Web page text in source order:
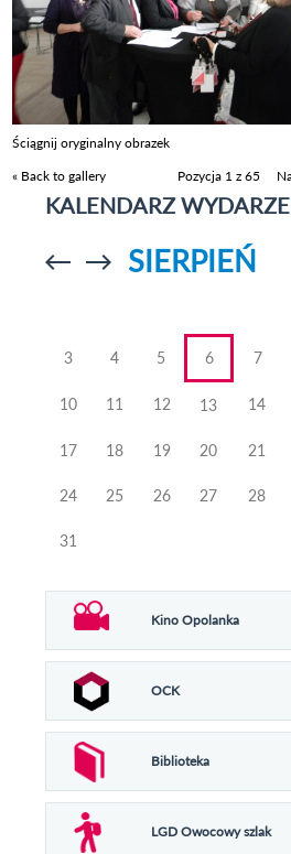
Ściągnij oryginalny obrazek
« Back to gallery
Pozycja 1 z 65
KALENDARZ
Przejdź doPrzejdź do
SIERPIEŃ
3 4 5 6 7
10 11 12 13 14
17 18 19 20 21
24 25 26 27 28
31
Kino Opolanka
OCK
Biblioteka
LGD Owocowy szlak